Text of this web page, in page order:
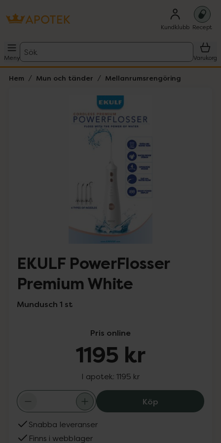
Kundklubb Recept
Meny
Sök
Varukorg
Hem Mun och tänder Mellanrumsrengöring
Lista: . Innehåller 1 objekt.
EKULF PowerFlosser
Premium White
Mundusch 1 st
Pris online
1195 kr
I apotek: 1195 kr
KöpEKULF
Snabba leveranser
Finns i webblager